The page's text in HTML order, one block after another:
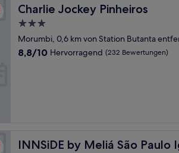
Charlie Jockey Pinheiros
Charlie Jockey Pinheiros
3.0-
Sterne-
Unterkunft
Morumbi, 0,6 km von Station Butanta
8.8
8,8/10 Hervorragend (232 Bewertungen)
INNSiDE by Meliá São Paulo
INNSiDE by Meliá São Paulo Iguatemi